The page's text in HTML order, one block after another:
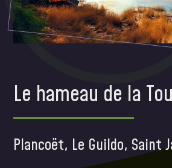
Le hameau de la
Plancoët, Le Guildo, Saint